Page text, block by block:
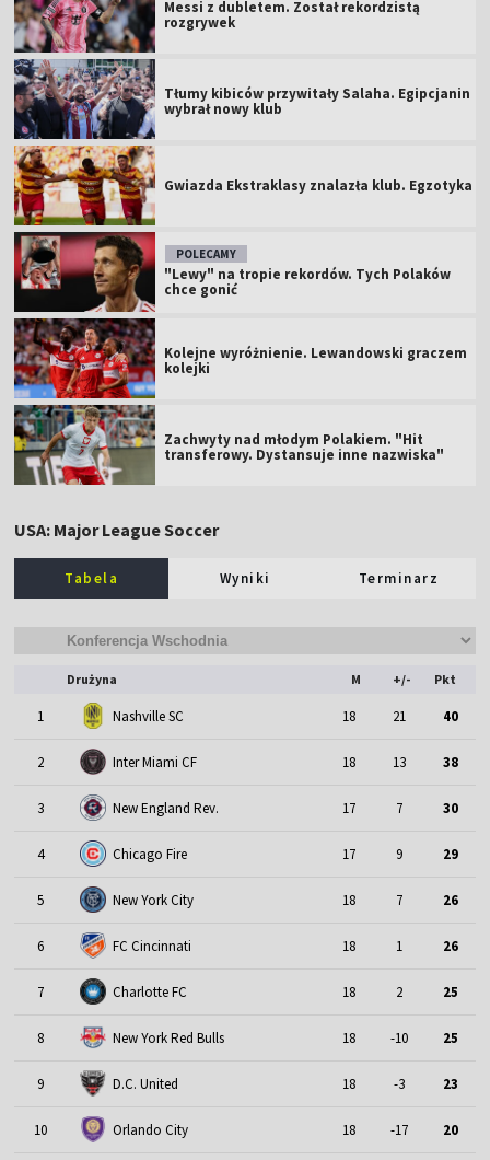
Messi z dubletem. Został rekordzistą
rozgrywek
Tłumy kibiców przywitały Salaha. Egipcjanin
wybrał nowy klub
Gwiazda Ekstraklasy znalazła klub. Egzotyka
POLECAMY
"Lewy" na tropie rekordów. Tych Polaków
chce gonić
Kolejne wyróżnienie. Lewandowski graczem
kolejki
Zachwyty nad młodym Polakiem. "Hit
transferowy. Dystansuje inne nazwiska"
USA: Major League Soccer
Tabela Wyniki Terminarz
Drużyna M +/- Pkt
1 Nashville SC 18 21 40
2 Inter Miami CF 18 13 38
3 New England Rev. 17 7 30
4 Chicago Fire 17 9 29
5 New York City 18 7 26
6 FC Cincinnati 18 1 26
7 Charlotte FC 18 2 25
8 New York Red Bulls 18 -10 25
9 D.C. United 18 -3 23
10 Orlando City 18 -17 20